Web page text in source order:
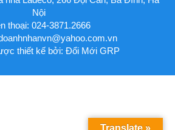
Nội
thoại: 024-3871.2666
thiết kế bởi: Đổi Mới GRP
Translate »